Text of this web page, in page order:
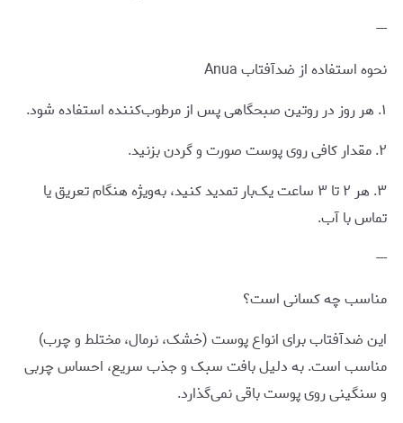
---
نحوه استفاده از ضدآفتاب Anua
۱. هر روز در روتین صبحگاهی پس از مرطوب‌کننده استفاده شود.
۲. مقدار کافی روی پوست صورت و گردن بزنید.
۳. هر ۲ تا ۳ ساعت یک‌بار تمدید کنید، به‌ویژه هنگام تعریق یا
تماس با آب.
---
مناسب چه کسانی است؟
این ضدآفتاب برای انواع پوست (خشک، نرمال، مختلط و چرب)
مناسب است. به دلیل بافت سبک و جذب سریع، احساس چربی
و سنگینی روی پوست باقی نمی‌گذارد.